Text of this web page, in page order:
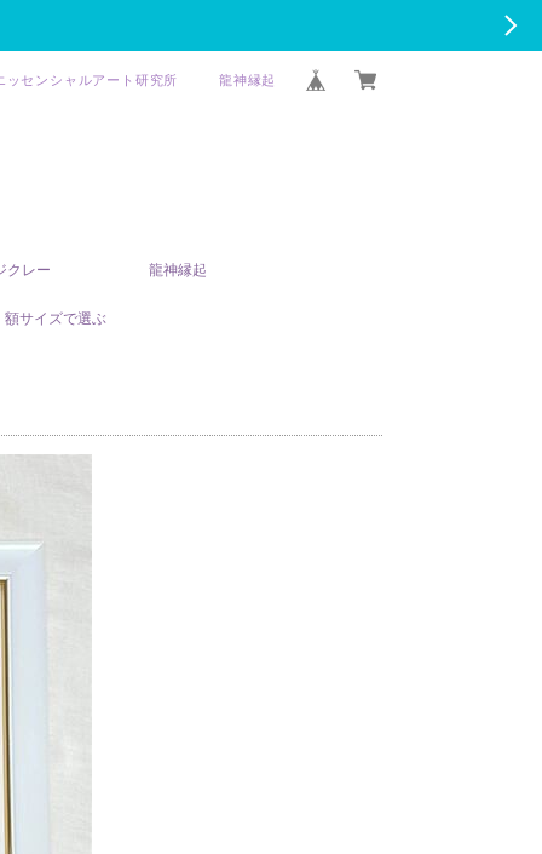
ッセンシャルアート研究所 龍神縁起
クレー 龍神縁起
額サイズで選ぶ